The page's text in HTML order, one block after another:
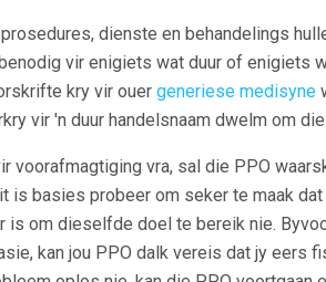
dienste en behandelings
vir enigiets wat duur of enigiets
kry vir ouer generiese medisyne
vir 'n duur handelsnaam dwelm om
voorafmagtiging vra, sal die PPO
is basies probeer om seker te maak
is om dieselfde doel te bereik nie.
kan jou PPO dalk vereis dat jy eers